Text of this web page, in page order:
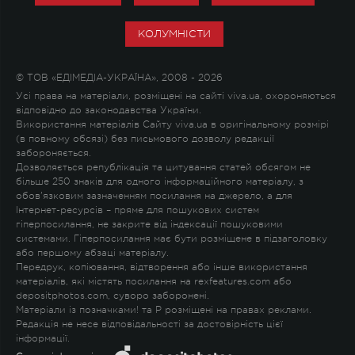
КОЛУМНІСТИ
© ТОВ «ЕДІМЕДІА-УКРАЇНА», 2008 - 2026
Усі права на матеріали, розміщені на сайті viva.ua, охороняються
відповідно до законодавства України.
Використання матеріалів Сайту viva.ua в оригінальному розмірі
(в повному обсязі) без письмового дозволу редакції
забороняється.
Дозволяється републікація та цитування статей обсягом не
більше 250 знаків для одного інформаційного матеріалу, з
обов'язковим зазначенням посилання на джерело, а для
Інтернет-ресурсів – пряме для пошукових систем
гіперпосилання, не закрите від індексації пошуковими
системами. Гіперпосилання має бути розміщене в підзаголовку
або першому абзаці матеріалу.
Передрук, копіювання, відтворення або інше використання
матеріалів, які містять посилання на rexfeatures.com або
depositphotos.com, суворо заборонені.
Матеріали із позначками! та P розміщені на правах реклами.
Редакція не несе відповідальності за достовірність цієї
інформації.